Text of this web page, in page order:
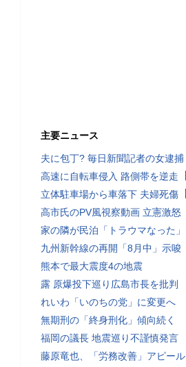
主要ニュース
夫に包丁? 毎日新聞記者の女逮捕
高速に自転車侵入 路側帯を逆走
立体駐車場から車落下 夫婦死傷
高市氏のPV風視察動画 立憲激怒
家の隣が民泊「トラウマなった」
九州新幹線の再開「8月中」示唆
熊本で最大震度4の地震
露 原爆投下巡り広島市長を批判
れいわ「いのちの党」に変更へ
無期刑の「終身刑化」傾向続く
福岡の議長 地震巡り不謹慎発言
藤原竜也、「労務改善」アピール